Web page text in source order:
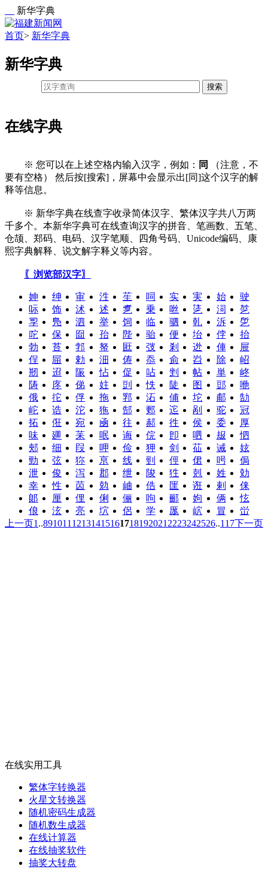
新华字典
首页> 新华字典
新华字典
搜索
在线字典
※ 您可以在上述空格内输入汉字，例如： 同
（注意，不
要有空格） 然后按[搜索]，屏幕中会显示出[同]这个汉字的解
释等信息。
※ 新华字典在线查字收录简体汉字、繁体汉字共八万两
千多个。本新华字典可在线查询汉字的拼音、笔画数、五笔、
仓颉、郑码、电码、汉字笔顺、四角号码、Unicode编码、康
熙字典解释、说文解字释义等内容。
〖浏览部汉字〗
妽 绅 审 泩 苼 呞 实 実 始
驶
呩
饰 沭 述 乽 乗 咝 乼 泀
乻
孠
鳬 泗 举 饲 临 驷 乹 泝
乺
咜
保 囼 孡 陛 骀 便 坮 侼
抬
勃
苔 郣 帑 匨 弢 剎 迯 俥
屉
侱
屇 勅 沺 俦 忝 侴 岧 除
岹
剏
迢 陙 怗 促 呫 剉 帖 単
峂
陦
庝 俤 妵 剅 怢 陡 图 郖
咃
俄
拕 俘 拖 郛 沰 俌 坨 郙
勂
岮
诰 沱 狏 郜 郠 迱 剐 驼
冠
拓
俇 宛 凾 往 郝 徃 侯 委
厚
味
廽 苿 呡 诲 俒 卽 呬 叝
怬
郟
细 叚 呷 俭 狎 剑 苮 诫
妶
勁
弦 狝 亰 线 剄 俓 侰 呺
侷
泄
俊 泻 郡 绁 陖 狌 剋 姓
勀
幸
性 苬 勊 岫 俈 匩 诳 剌
俫
郞
厘 俚 俐 俪 呴 郦 姁 俩
怰
俍
泫 亮 坹 侶 学 厖 岤 冒
峃
上一页1 ..891011 12131415161718192021 2223242526..117下一页
在线实用工具
繁体字转换器
火星文转换器
随机密码生成器
随机数生成器
在线计算器
在线抽奖软件
抽奖大转盘